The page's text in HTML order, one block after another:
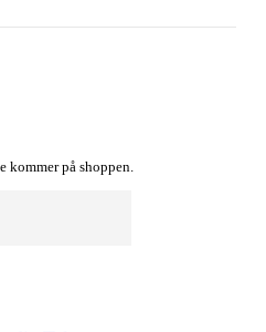
kommer på shoppen.